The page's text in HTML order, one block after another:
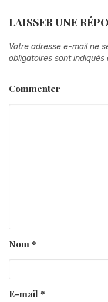
LAISSER UNE
Votre adresse e-mail ne
obligatoires sont indiqués
Commenter
Nom*
E-mail *